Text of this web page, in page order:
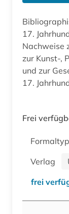
17.
Nachweise
zur Kunst-,
und zur
17.
Frei
Formaltyp
Verlag
frei